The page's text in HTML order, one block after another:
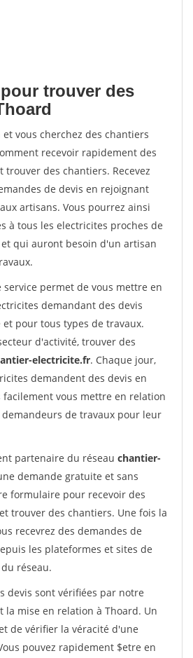
trouver des
vous cherchez des chantiers
recevoir rapidement des
trouver des chantiers. Recevez
de devis en rejoignant
artisans. Vous pourrez ainsi
à tous les electricites proches de
qui auront besoin d'un artisan
permet de vous mettre en
demandant des devis
pour tous types de travaux.
d'activité, trouver des
electricite.fr. Chaque jour,
demandent des devis en
facilement vous mettre en relation
de travaux pour leur
partenaire du réseau chantier-
demande gratuite et sans
formulaire pour recevoir des
trouver des chantiers. Une fois la
recevrez des demandes de
les plateformes et sites de
réseau.
devis sont vérifiées par notre
la mise en relation à Thoard. Un
de vérifier la véracité d'une
pouvez rapidement $etre en